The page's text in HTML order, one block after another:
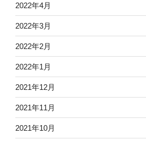
2022年4月
2022年3月
2022年2月
2022年1月
2021年12月
2021年11月
2021年10月